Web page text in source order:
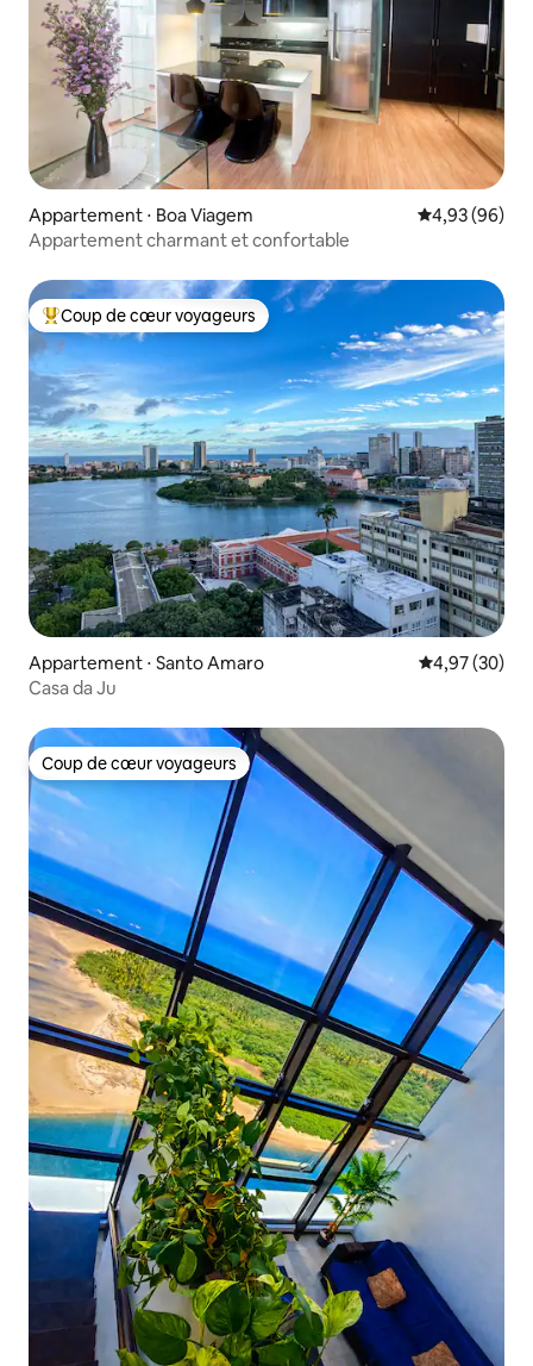
Appartement ⋅ Boa Viagem Évaluation
4,93 (96)
Appartement charmant et confortable
Coups de cœur voyageurs les plus appréciés
Coup de cœur voyageurs
Appartement ⋅ Santo Amaro Évaluation
4,97 (30)
Casa da Ju
Coup de cœur voyageurs
Coup de cœur voyageurs